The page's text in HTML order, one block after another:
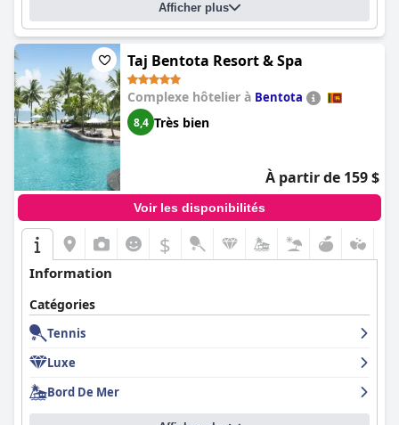
Afficher plus
Taj Bentota Resort & Spa
Complexe hôtelier à Bentota
8,4 Très bien
À partir de 159 $
Voir les disponibilités
$
Information
Catégories
Tennis
Luxe
Bord De Mer